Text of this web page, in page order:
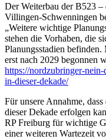
Der Weiterbau der B523
Villingen-Schwenningen
„Weitere wichtige
stehen die Vorhaben, die
Planungsstadien
erst nach 2029 begonnen
https://nordzubringer-
in-dieser-dekade/
Für unsere Annahme,
dieser Dekade erfolgen
RP Freiburg für wichtige
einer weiteren Wartezeit